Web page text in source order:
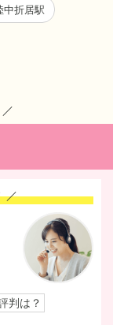
中折居駅
判は？